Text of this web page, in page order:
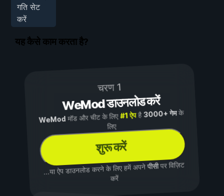
गति सेट
करें
यह कैसे काम करता है?
चरण 1
WeMod डाउनलोड करें
WeMod मॉड और चीट के लिए#1 ऐपहै3000+ गेमके
लिए
शुरू करें
...या ऐप डाउनलोड करने के लिए हमें अपनेपीसीपर विज़िट
करें